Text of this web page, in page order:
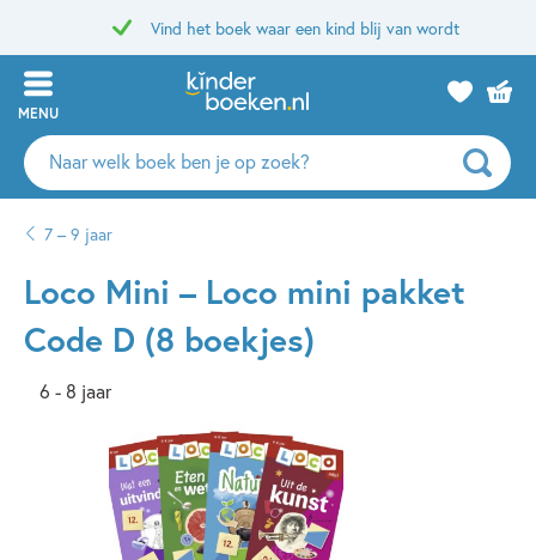
Vind het boek waar een kind blij van wordt
MENU
Zoeken
naar
auteurs
uitgevers
7 – 9 jaar
Loco Mini – Loco mini pakket
Code D (8 boekjes)
6 - 8 jaar